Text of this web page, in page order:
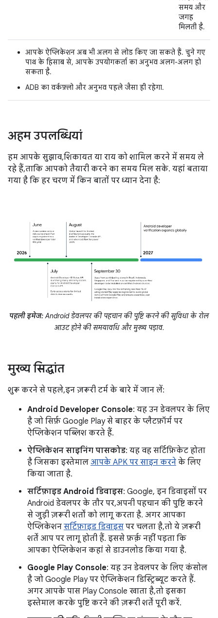
समय और
जगह
मिलती है.
आपके ऐप्लिकेशन अब भी अलग से लोड किए जा सकते हैं. चुने गए
पाथ के हिसाब से, आपके उपयोगकर्ता का अनुभव अलग-अलग हो
सकता है.
ADB का वर्कफ़्लो और अनुभव पहले जैसा ही रहेगा.
अहम उपलब्धियां
हम आपके सुझाव, शिकायत या राय को शामिल करने में समय ले
रहे हैं, ताकि आपको तैयारी करने का समय मिल सके. यहां बताया
गया है कि हर चरण में किन बातों पर ध्यान देना है:
पहली इमेज:Android डेवलपर की पहचान की पुष्टि करने की सुविधा के रोल
आउट होने की समयावधि और मुख्य पड़ाव.
मुख्य सिद्धांत
शुरू करने से पहले, इन ज़रूरी टर्म के बारे में जान लें:
Android Developer Console: यह उन डेवलपर के लिए
है जो सिर्फ़ Google Play से बाहर के प्लैटफ़ॉर्म पर
ऐप्लिकेशन पब्लिश करते हैं.
ऐप्लिकेशन साइनिंग पासकोड: यह वह सर्टिफ़िकेट होता
है जिसका इस्तेमाल आपके APK पर साइन करने के लिए
किया जाता है.
सर्टिफ़ाइड Android डिवाइस: Google, इन डिवाइसों पर
Android डेवलपर के तौर पर, अपनी पहचान की पुष्टि करने
से जुड़ी ज़रूरी शर्तों को लागू करता है. अगर आपका
ऐप्लिकेशन सर्टिफ़ाइड डिवाइस पर चलता है, तो ये ज़रूरी
शर्तें आप पर लागू होती हैं. इससे फ़र्क़ नहीं पड़ता कि
आपका ऐप्लिकेशन कहां से डाउनलोड किया गया है.
Google Play Console: यह उन डेवलपर के लिए कंसोल
है जो Google Play पर ऐप्लिकेशन डिस्ट्रिब्यूट करते हैं.
अगर आपके पास Play Console खाता है, तो इसका
इस्तेमाल करके पुष्टि करने की ज़रूरी शर्तें पूरी करें.